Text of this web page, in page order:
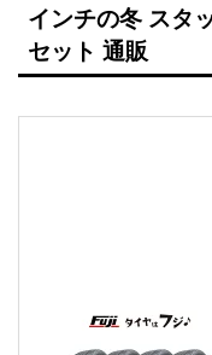
インチの冬 スタ
セット 通販